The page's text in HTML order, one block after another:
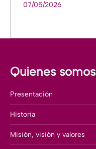
07/05/2026
Quienes somos
Presentación
Historia
Misión, visión y valores